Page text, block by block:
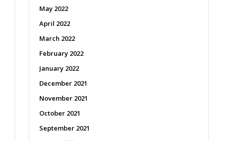
May 2022
April 2022
March 2022
February 2022
January 2022
December 2021
November 2021
October 2021
September 2021